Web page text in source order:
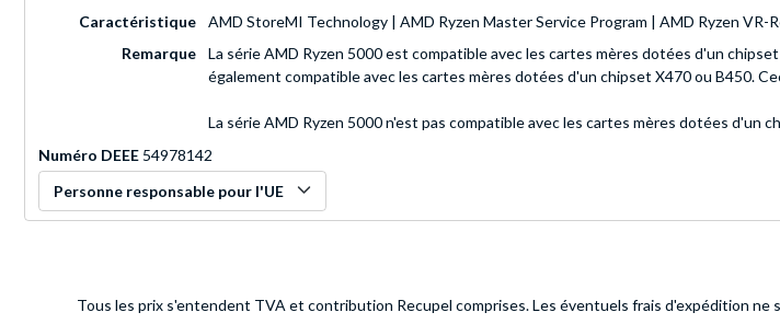
Caractéristique
AMD StoreMI Technology | AMD Ryzen Master Service Program | AMD Ryzen VR-
Remarque
La série AMD Ryzen 5000 est compatible avec les cartes mères dotées d'un
également compatible avec les cartes mères dotées d'un chipset X470 ou B450.
La série AMD Ryzen 5000 n'est pas compatible avec les cartes mères dotées d'un
Numéro DEEE 54978142
Personne responsable pour l'UE
Tous les prix s'entendent TVA et contribution Recupel comprises. Les éventuels frais d'expédition ne